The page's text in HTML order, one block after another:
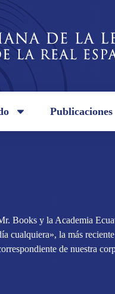
Publicaciones
Books y la Academia
cualquiera», la más
de nuestra